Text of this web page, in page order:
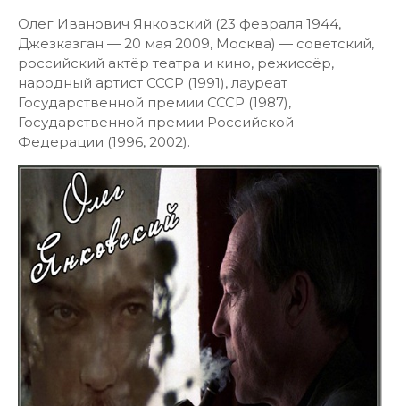
Олег Иванович Янковский (23 февраля 1944,
Джезказган — 20 мая 2009, Москва) — советский,
российский актёр театра и кино, режиссёр,
народный артист СССР (1991), лауреат
Государственной премии СССР (1987),
Государственной премии Российской
Федерации (1996, 2002).